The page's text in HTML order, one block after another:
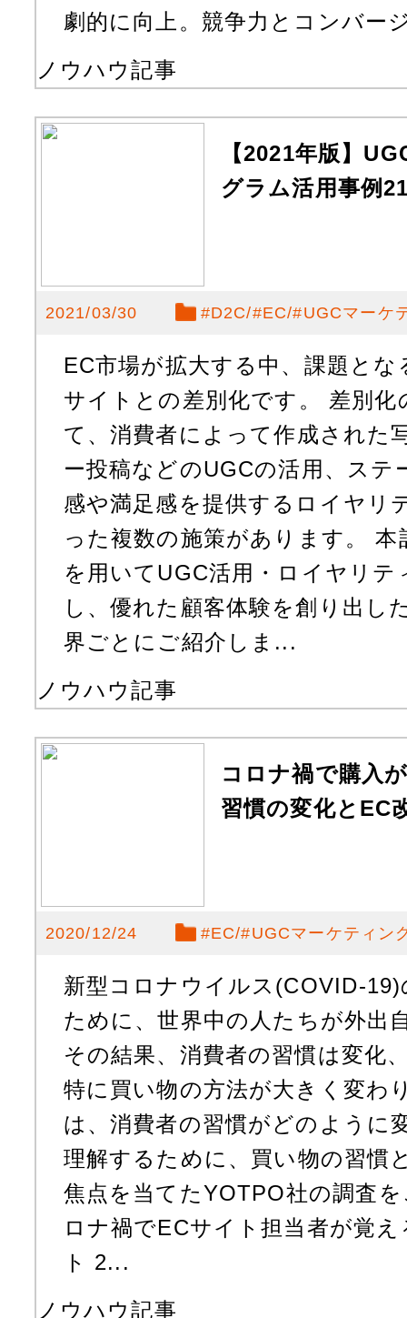
劇的に向上。競争力とコンバー
ノウハウ記事
【2021年版】
グラム活用事例
2021/03/30 #D2C #EC #UGCマーケ
EC市場が拡大する中、課題と
サイトとの差別化です。 差別
て、消費者によって作成された
ー投稿などのUGCの活用、ステ
感や満足感を提供するロイヤリ
った複数の施策があります。
を用いてUGC活用・ロイヤリ
し、優れた顧客体験を創り出し
界ごとにご紹介しま...
ノウハウ記事
コロナ禍で購入
習慣の変化とEC
2020/12/24 #EC #UGCマーケティン
新型コロナウイルス(COVID-
ために、世界中の人たちが外出
その結果、消費者の習慣は変化
特に買い物の方法が大きく変わ
は、消費者の習慣がどのように
理解するために、買い物の習慣
焦点を当てたYOTPO社の調査
ロナ禍でECサイト担当者が覚
ト 2...
ノウハウ記事